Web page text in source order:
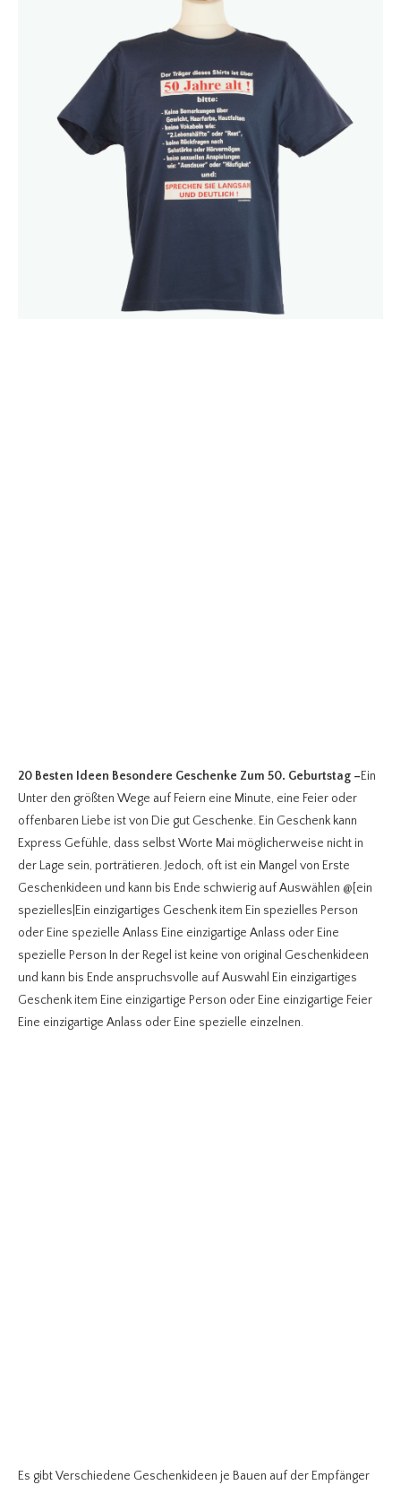
20 Besten Ideen Besondere Geschenke Zum 50. Geburtstag –Ein
Unter den größten Wege auf Feiern eine Minute, eine Feier oder
offenbaren Liebe ist von Die gut Geschenke. Ein Geschenk kann
Express Gefühle, dass selbst Worte Mai möglicherweise nicht in
der Lage sein, porträtieren. Jedoch, oft ist ein Mangel von Erste
Geschenkideen und kann bis Ende schwierig auf Auswählen @[ein
spezielles|Ein einzigartiges Geschenk item Ein spezielles Person
oder Eine spezielle Anlass Eine einzigartige Anlass oder Eine
spezielle Person In der Regel ist keine von original Geschenkideen
und kann bis Ende anspruchsvolle auf Auswahl Ein einzigartiges
Geschenk item Eine einzigartige Person oder Eine einzigartige Feier
Eine einzigartige Anlass oder Eine spezielle einzelnen.
Es gibt Verschiedene Geschenkideen je Bauen auf der Empfänger